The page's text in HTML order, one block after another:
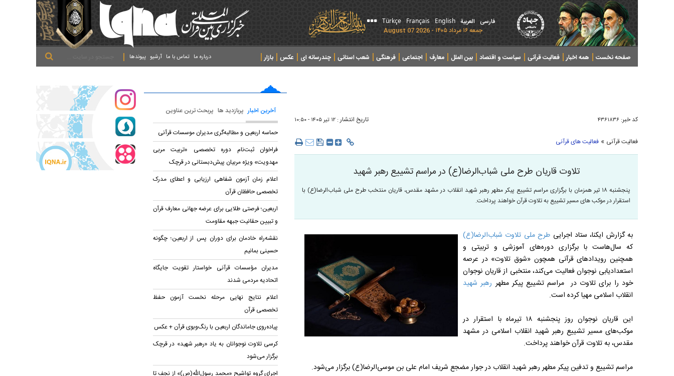
فارسی العربیة English
Français
Türkçe
جمعه ۱۶ مرداد ۱۴۰۵ - 2026 August 07
صفحه نخست همه اخبار فعالیت قرآنی سیاست و اقتصاد بین الملل معارف اجتماعی فرهنگی شعب استانی چندرسانه ای عکس
بازار
پیوندها آرشیو تماس با ما درباره ما
کد خبر: ۴۳۶۱۸۳۶ تاریخ انتشار : ۱۲ تير ۱۴۰۵ - ۱۰:۵۰
فعالیت قرآنی » فعالیت های قرآنی
تلاوت قاریان طرح ملی شباب‌الرضا(ع) در مراسم تشییع رهبر شهید
پنجشنبه ۱۸ تیر همزمان با برگزاری مراسم تشییع پیکر مطهر رهبر شهید انقلاب در مشهد مقدس، قاریان منتخب طرح ملی شباب‌الرضا(ع) با
استقرار در موکب های مسیر تشییع به تلاوت قرآن خواهند پرداخت.
به گزارش ایکنا، ستاد اجرایی طرح ملی تلاوت شباب‌الرضا(ع)
که سال‌هاست با برگزاری دوره‌های آموزشی و تربیتی و
همچنین رویدادهای قرآنی همچون «شوق تلاوت» در عرصه
استعدادیابی نوجوان فعالیت می‌کند، منتخبی از قاریان نوجوان
خود را برای تلاوت در مراسم تشییع پیکر مطهر رهبر شهید
انقلاب اسلامی مهیا کرده است.
این قاریان نوجوان روز پنجشنبه ۱۸ تیرماه با استقرار در
موکب‌های مسیر تشییع رهبر شهید انقلاب اسلامی در مشهد
مقدس، به تلاوت قرآن خواهند پرداخت.
مراسم تشییع و تدفین پیکر مطهر رهبر شهید انقلاب در جوار مضجع شریف امام علی بن موسی‌الرضا(ع) برگزار می‌شود.
آخرین اخبار پربازدید ها پربحث ترین عناوین
حماسه اربعین و مطالبه‌گری مدیران موسسات قرآنی
فراخوان ثبت‌نام دوره تخصصی «تربیت مربی
مهدویت» ویژه مربیان پیش‌دبستانی در قرچک
اعلام زمان آزمون شفاهی ارزیابی و اعطای مدرک
تخصصی حافظان قرآن
اربعین؛ فرصتی طلایی برای عرضه جهانی معارف قرآن
و تبیین حقانیت جبهه مقاومت
نقشه‌راه خادمان برای دوران پس از اربعین؛ چگونه
حسینی بمانیم
مدیران مؤسسات قرآنی خواستار تقویت جایگاه
اتحادیه‌ مردمی شدند
اعلام نتایج نهایی مرحله نخست آزمون حفظ
تخصصی قرآن
پیاده‌روی جاماندگان اربعین با رنگ‌وبوی قرآن + عکس
کرسی تلاوت نوجوانان به یاد «رهبر شهید» در قرچک
برگزار می‌شود
اجرای گروه تواشیح «محمد رسول‌الله(ص)» از نجف تا